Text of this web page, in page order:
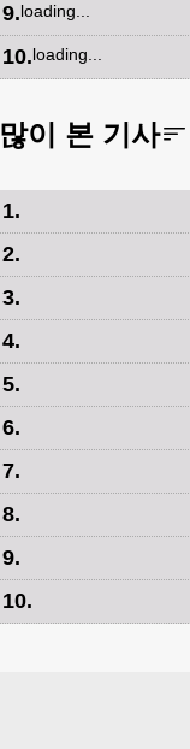
9.loading...
10.loading...
많이 본 기사
1.
2.
3.
4.
5.
6.
7.
8.
9.
10.